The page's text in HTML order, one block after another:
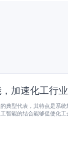
加速化工行
典型代表，其特点是系
智能的结合能够促使化